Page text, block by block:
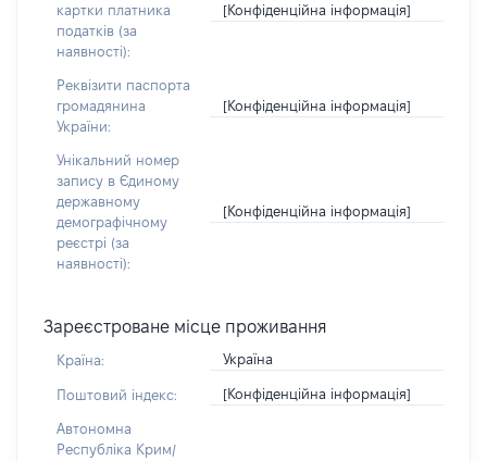
картки платника
податків (за
наявності):
[Конфіденційна інформація]
Реквізити паспорта
громадянина
України:
[Конфіденційна інформація]
Унікальний номер
запису в Єдиному
державному
демографічному
реєстрі (за
наявності):
[Конфіденційна інформація]
Зареєстроване місце проживання
Країна: Україна
Поштовий індекс: [Конфіденційна інформація]
Автономна
Республіка Крим/